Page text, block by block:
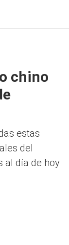
chino
estas
del
al día de hoy